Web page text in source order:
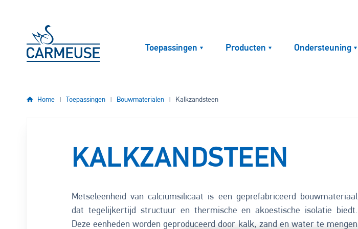
Toepassingen Producten Ondersteuning
Home Toepassingen Bouwmaterialen Kalkzandsteen
KALKZANDSTEEN
Metseleenheid van calciumsilicaat is een geprefabriceerd bouwmateriaal
dat tegelijkertijd structuur en thermische en akoestische isolatie biedt.
Deze eenheden worden geproduceerd door kalk, zand en water te mengen